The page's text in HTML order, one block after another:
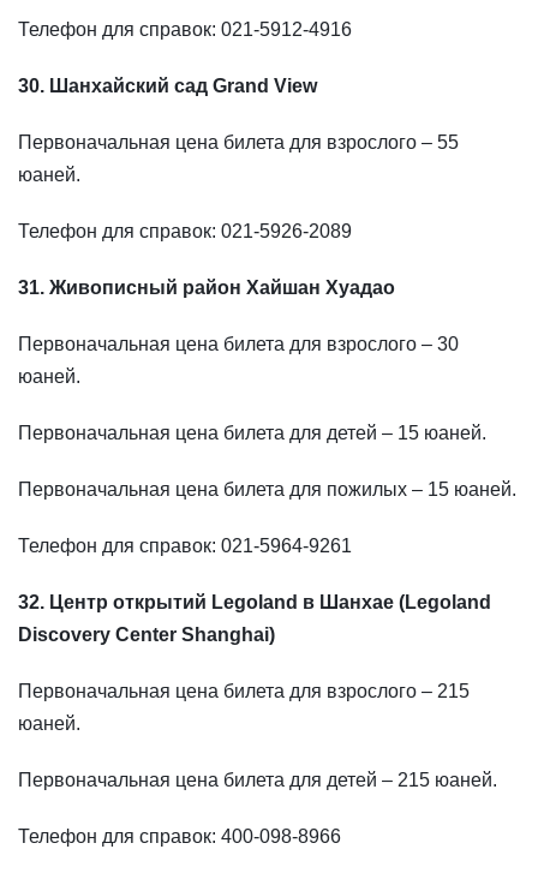
Телефон для справок: 021-5912-4916
30. Шанхайский сад Grand View
Первоначальная цена билета для взрослого – 55
юаней.
Телефон для справок: 021-5926-2089
31. Живописный район Хайшан Хуадао
Первоначальная цена билета для взрослого – 30
юаней.
Первоначальная цена билета для детей – 15 юаней.
Первоначальная цена билета для пожилых – 15 юаней.
Телефон для справок: 021-5964-9261
32. Центр открытий Legoland в Шанхае (Legoland
Discovery Center Shanghai)
Первоначальная цена билета для взрослого – 215
юаней.
Первоначальная цена билета для детей – 215 юаней.
Телефон для справок: 400-098-8966